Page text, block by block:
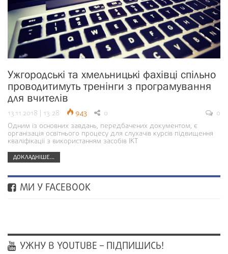
Ужгородські та хмельницькі фахівці спільно
проводитимуть тренінги з програмування
для вчителів
13.11.2018 | 13:28 943 0
0
Одним із основних завдань, передбачених документом, є
організація освітнього процесу для слухачів курсів підвищення
кваліфікації з використанням засобів ІКТ
ДОКЛАДНІШЕ...
МИ У FACEBOOK
УЖНУ В YOUTUBE – ПІДПИШИСЬ!